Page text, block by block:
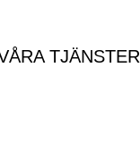
TJÄNSTER